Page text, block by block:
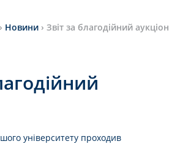
› Новини › Звіт за благодійний аукціон
університету проходив